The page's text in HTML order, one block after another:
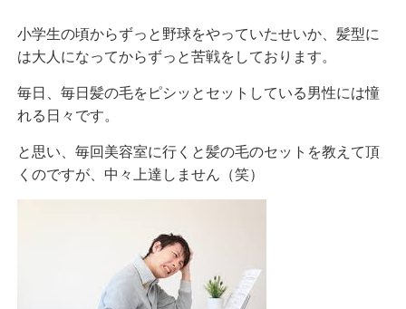
小学生の頃からずっと野球をやっていたせいか、髪型に
は大人になってからずっと苦戦をしております。
毎日、毎日髪の毛をピシッとセットしている男性には憧
れる日々です。
と思い、毎回美容室に行くと髪の毛のセットを教えて頂
くのですが、中々上達しません（笑）